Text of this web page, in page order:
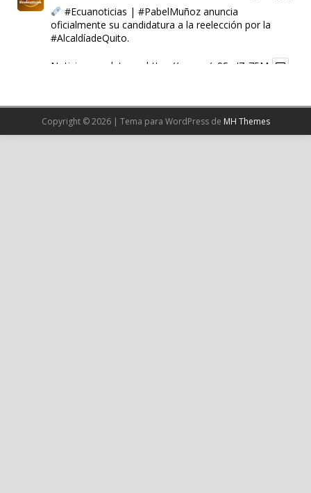
#Ecuanoticias | #PabelMuñozanuncia
oficialmente su candidatura a la reelección por la
#AlcaldíadeQuito.
Noticia completa en: https://wp.me/p9SwIZ-75M
Cargar más
Copyright © 2026 | Tema para WordPress de MH Themes